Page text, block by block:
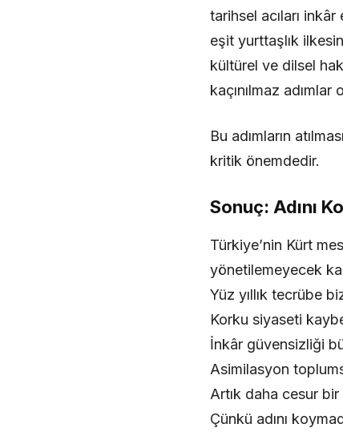
tarihsel acıları inkâr
eşit yurttaşlık
kültürel ve dilsel
kaçınılmaz adımlar
Bu adımların
kritik önemdedir.
Sonuç: Adını
Türkiye’nin Kürt
yönetilemeyecek
Yüz yıllık tecrübe
Korku siyaseti
İnkâr güvensizliği
Asimilasyon
Artık daha cesur
Çünkü adını